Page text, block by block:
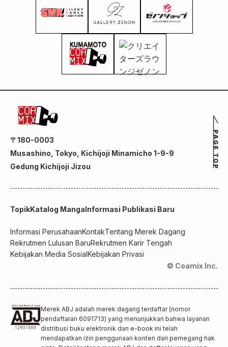
〒180-0003
Musashino, Tokyo, Kichijoji Minamicho 1-9-9
Gedung Kichijoji Jizou
TopikKatalog MangaInformasi Publikasi Baru
Informasi PerusahaanKontakTentang Merek Dagang
Rekrutmen Lulusan BaruRekrutmen Karir Tengah
Kebijakan Media SosialKebijakan Privasi
© Coamix Inc.
Merek ABJ adalah merek dagang terdaftar (nomor
pendaftaran 6091713) yang menunjukkan bahwa layanan
distribusi buku elektronik dan e-book ini telah
mendapatkan izin penggunaan konten dari pemegang hak